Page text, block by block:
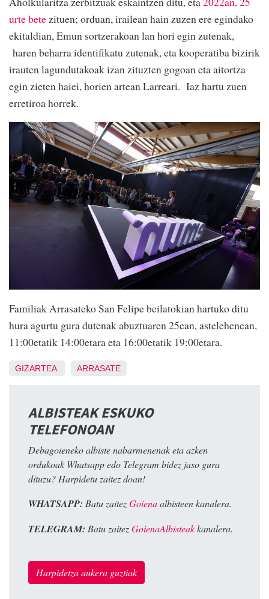
urte betezituen; orduan, irailean hain zuzen ere egindako
ekitaldian, Emun sortzerakoan lan hori egin zutenak,
haren beharra identifikatu zutenak, eta kooperatiba bizirik
irauten lagundutakoak izan zituzten gogoan eta aitortza
egin zieten haiei, horien artean Larreari. Iaz hartu zuen
erretiroa horrek.
Familiak Arrasateko San Felipe beilatokian hartuko ditu
hura agurtu gura dutenak abuztuaren 25ean, astelehenean,
11:00etatik 14:00etara eta 16:00etatik 19:00etara.
GIZARTEA ARRASATE
ALBISTEAK ESKUKO
TELEFONOAN
Debagoieneko albiste nabarmenenak eta azken
ordukoak Whatsapp edo Telegram bidez jaso gura
dituzu? Harpidetu zaitez doan!
WHATSAPP: Batu zaitezGoienaalbisteen kanalera.
TELEGRAM: Batu zaitezGoienaAlbisteakkanalera.
Harpidetza aukera guztiak